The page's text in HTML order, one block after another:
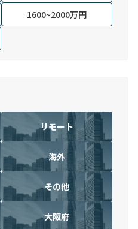
1600~2000万円
リモート
海外
その他
大阪府